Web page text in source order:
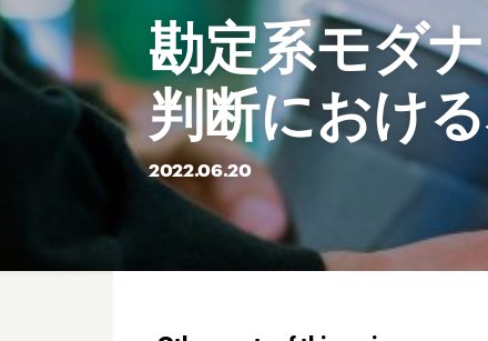
勘定系モダ
判断におけ
2022.06.20